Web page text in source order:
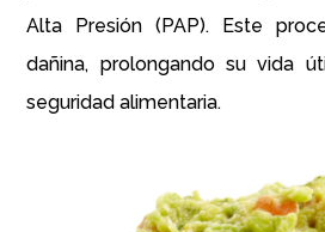
Alta Presión (PAP). Este
dañina, prolongando su vida
seguridad alimentaria.